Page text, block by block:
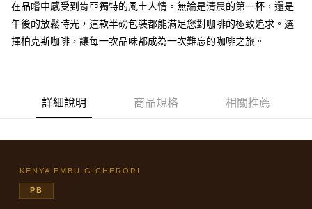
【關於「AFTEE先享後付」】
AFTEE先享後付是「在收到商品之後才付款」的支付方式。 讓您購物簡單
便利好安心！
【「AFTEE先享後付」結帳流程】
２．訂單成立數日內，您將收到繳費通知簡訊。
購買商品的店家。未經商家同意取消之訂單仍視為有效，需透過AFTEE先享
ATM付款
每筆NT$60，滿NT$600(含以上)免運費
7-11取貨付款
每筆NT$60，滿NT$600(含以上)免運費
在品嚐中感受到肯亞獨特的風土人情。無論是清晨的第一杯，還是
午後的放鬆時光，這款半磅包裝都能滿足您對咖啡的極致追求。選
擇柏克斯咖啡，讓每一次品味都成為一次難忘的咖啡之旅。
詳細說明 商品規格 相關推薦
KENYA EMBU GICHERORI
PB